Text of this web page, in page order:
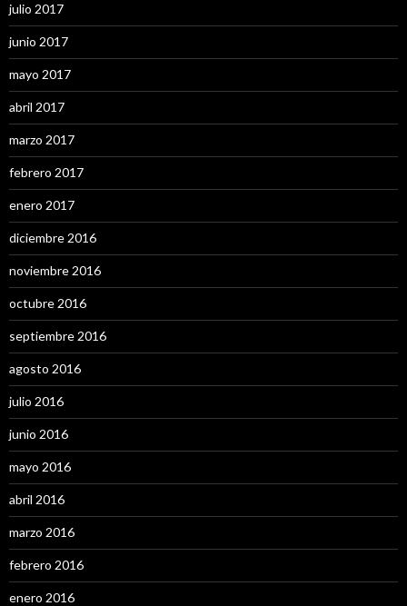
julio 2017
junio 2017
mayo 2017
abril 2017
marzo 2017
febrero 2017
enero 2017
diciembre 2016
noviembre 2016
octubre 2016
septiembre 2016
agosto 2016
julio 2016
junio 2016
mayo 2016
abril 2016
marzo 2016
febrero 2016
enero 2016